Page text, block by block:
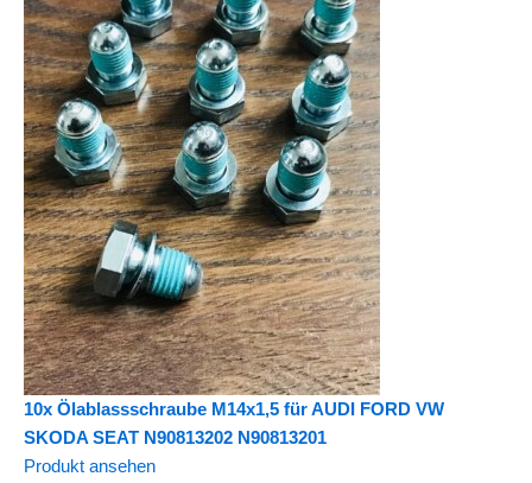
10x Ölablassschraube M14x1,5 für AUDI FORD VW
SKODA SEAT N90813202 N90813201
Produkt ansehen